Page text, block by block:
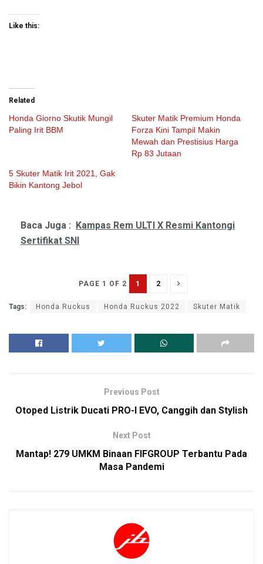
Like this:
Related
Honda Giorno Skutik Mungil
Paling Irit BBM
Skuter Matik Premium Honda
Forza Kini Tampil Makin
Mewah dan Prestisius Harga
Rp 83 Jutaan
5 Skuter Matik Irit 2021, Gak
Bikin Kantong Jebol
Baca Juga : Kampas Rem ULTI X Resmi Kantongi
Sertifikat SNI
PAGE 1 OF 2 1 2
Tags: Honda Ruckus Honda Ruckus 2022 Skuter Matik
Previous Post
Otoped Listrik Ducati PRO-I EVO, Canggih dan Stylish
Next Post
Mantap! 279 UMKM Binaan FIFGROUP Terbantu Pada
Masa Pandemi